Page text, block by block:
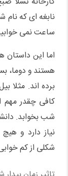
نابغه ای که نام
ساعت نمی
اما این داستان
هستند و دوما،
برده اند. مثلا
کافی چقدر
شب بخوابد.
نیاز دارد و
شکلی از کم